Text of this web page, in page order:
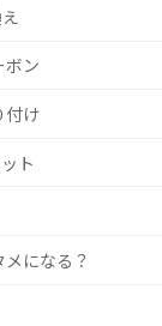
ボン
付け
ト
になる？